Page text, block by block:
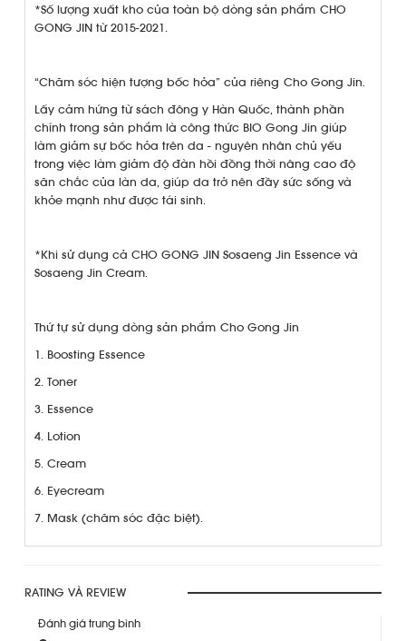
*Số lượng xuất kho của toàn bộ dòng sản phẩm CHO
GONG JIN từ 2015-2021.
“Chăm sóc hiện tượng bốc hỏa” của riêng Cho Gong Jin.
Lấy cảm hứng từ sách đông y Hàn Quốc, thành phần
chính trong sản phẩm là công thức BIO Gong Jin giúp
làm giảm sự bốc hỏa trên da - nguyên nhân chủ yếu
trong việc làm giảm độ đàn hồi đồng thời nâng cao độ
săn chắc của làn da, giúp da trở nên đầy sức sống và
khỏe mạnh như được tái sinh.
*Khi sử dụng cả CHO GONG JIN Sosaeng Jin Essence và
Sosaeng Jin Cream.
Thứ tự sử dụng dòng sản phẩm Cho Gong Jin
1. Boosting Essence
2. Toner
3. Essence
4. Lotion
5. Cream
6. Eyecream
7. Mask (chăm sóc đặc biệt).
RATING VÀ REVIEW
Đánh giá trung bình